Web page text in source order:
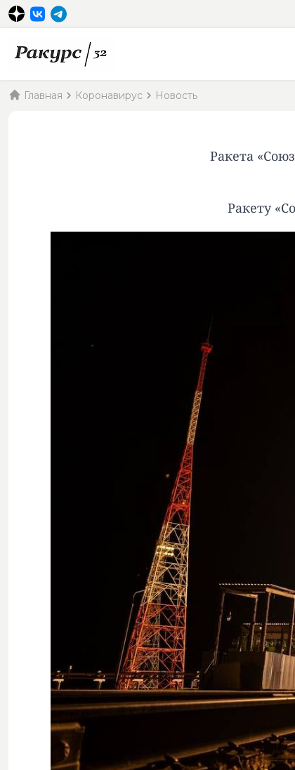
Главная Коронавирус Новость
Ракета
Ракету